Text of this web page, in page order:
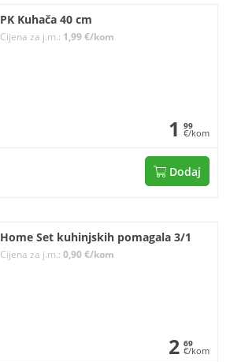
PK Kuhača 40 cm
Cijena za j.m.: 1,99 €/kom
1 99
€/kom
Dodaj
Home Set kuhinjskih pomagala 3/1
Cijena za j.m.: 0,90 €/kom
2 69
€/kom